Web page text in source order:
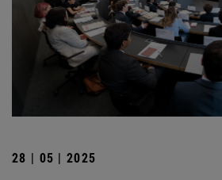
28 | 05 | 2025